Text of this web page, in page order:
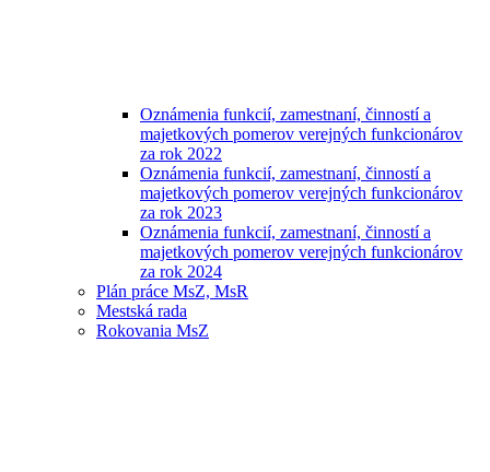
Oznámenia funkcií, zamestnaní, činností a
majetkových pomerov verejných funkcionárov
za rok 2022
Oznámenia funkcií, zamestnaní, činností a
majetkových pomerov verejných funkcionárov
za rok 2023
Oznámenia funkcií, zamestnaní, činností a
majetkových pomerov verejných funkcionárov
za rok 2024
Plán práce MsZ, MsR
Mestská rada
Rokovania MsZ